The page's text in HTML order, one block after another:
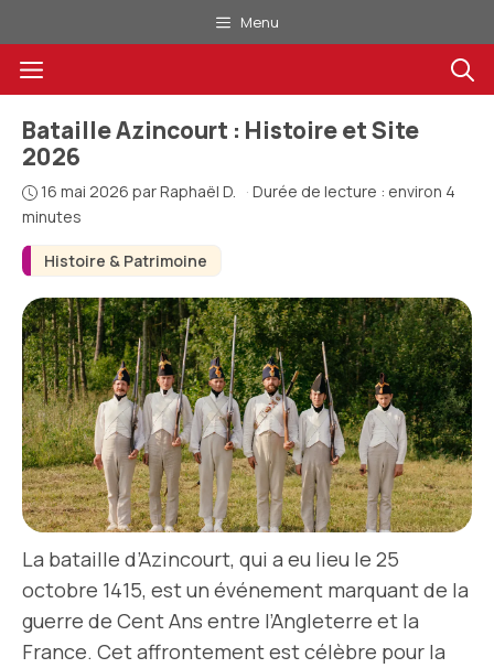
au
contenu
Menu
Menu
Histoire & Patrimoine
Bataille Azincourt : Histoire et Site
2026
16 mai 2026 parRaphaël D. · Durée de lecture : environ 4
minutes
La bataille d’Azincourt, qui a eu lieu le 25
octobre 1415, est un événement marquant de la
guerre de Cent Ans entre l’Angleterre et la
France. Cet affrontement est célèbre pour la